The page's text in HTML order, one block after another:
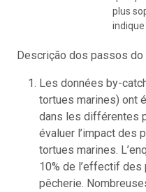
plus
indique
Descrição dos passos do
Les données by-
tortues marines) ont
dans les différentes
évaluer l’impact des
tortues marines.
10% de l’effectif des
pêcherie.